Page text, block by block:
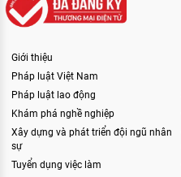
Giới thiệu
Pháp luật Việt Nam
Pháp luật lao động
Khám phá nghề nghiệp
Xây dựng và phát triển đội ngũ nhân
sự
Tuyển dụng việc làm